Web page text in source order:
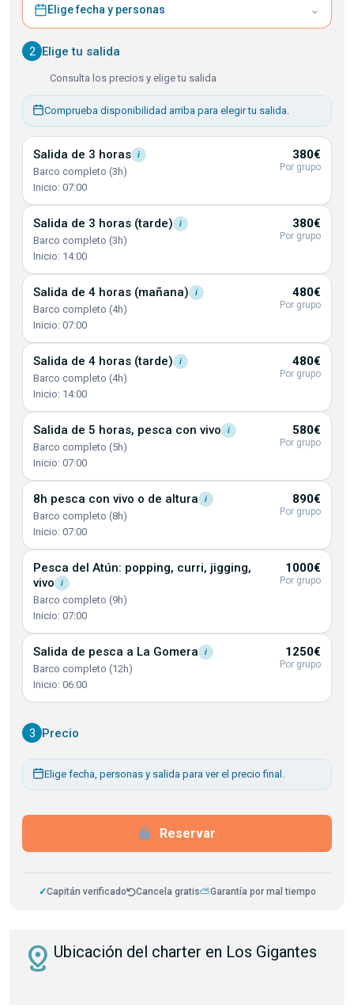
Elige fecha y personas ⌄
2 Elige tu salida
Consulta los precios y elige tu salida
Comprueba disponibilidad arriba para elegir tu salida.
Salida de 3 horas i
Barco completo (3h)
Inicio: 07:00
380€
Por grupo
Salida de 3 horas (tarde) i
Barco completo (3h)
Inicio: 14:00
380€
Por grupo
Salida de 4 horas (mañana) i
Barco completo (4h)
Inicio: 07:00
480€
Por grupo
Salida de 4 horas (tarde) i
Barco completo (4h)
Inicio: 14:00
480€
Por grupo
Salida de 5 horas, pesca con vivo i
Barco completo (5h)
Inicio: 07:00
580€
Por grupo
8h pesca con vivo o de altura i
Barco completo (8h)
Inicio: 07:00
890€
Por grupo
Pesca del Atún: popping, curri, jigging,
vivo
i
Barco completo (9h)
Inicio: 07:00
1000€
Por grupo
Salida de pesca a La Gomera i
Barco completo (12h)
Inicio: 06:00
1250€
Por grupo
3 Precio
Elige fecha, personas y salida para ver el precio final.
Reservar
✓Capitán verificado Cancela gratis⛅Garantía por mal tiempo
distance Ubicación del charter en Los Gigantes